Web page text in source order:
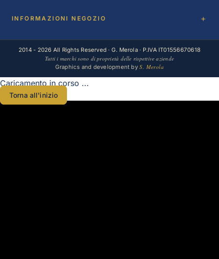
INFORMAZIONI NEGOZIO
2014 - 2026 All Rights Reserved · G. Merola · P.IVA IT01556670618
Tutti i marchi sono di proprietà delle rispettive aziende
Graphics and development byS. Merola
Caricamento in corso ...
Torna all'inizio